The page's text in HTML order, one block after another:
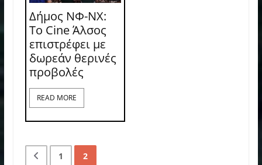
Δήμος ΝΦ-ΝΧ:
Το Cine Άλσος
επιστρέφει με
δωρεάν θερινές
προβολές
READ MORE
1 2